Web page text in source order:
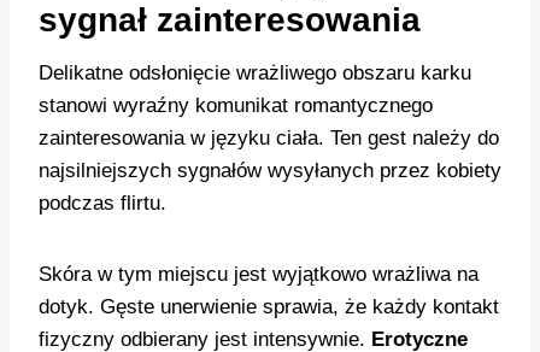
sygnał zainteresowania
Delikatne odsłonięcie wrażliwego obszaru karku
stanowi wyraźny komunikat romantycznego
zainteresowania w języku ciała. Ten gest należy do
najsilniejszych sygnałów wysyłanych przez kobiety
podczas flirtu.
Skóra w tym miejscu jest wyjątkowo wrażliwa na
dotyk. Gęste unerwienie sprawia, że każdy kontakt
fizyczny odbierany jest intensywnie. Erotyczne